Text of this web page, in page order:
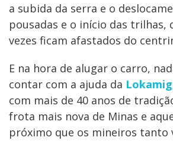
a subida da serra e o
pousadas e o início das trilhas,
vezes ficam afastados do
E na hora de alugar o carro,
contar com a ajuda da Lokamig
com mais de 40 anos de
frota mais nova de Minas e
próximo que os mineiros tanto